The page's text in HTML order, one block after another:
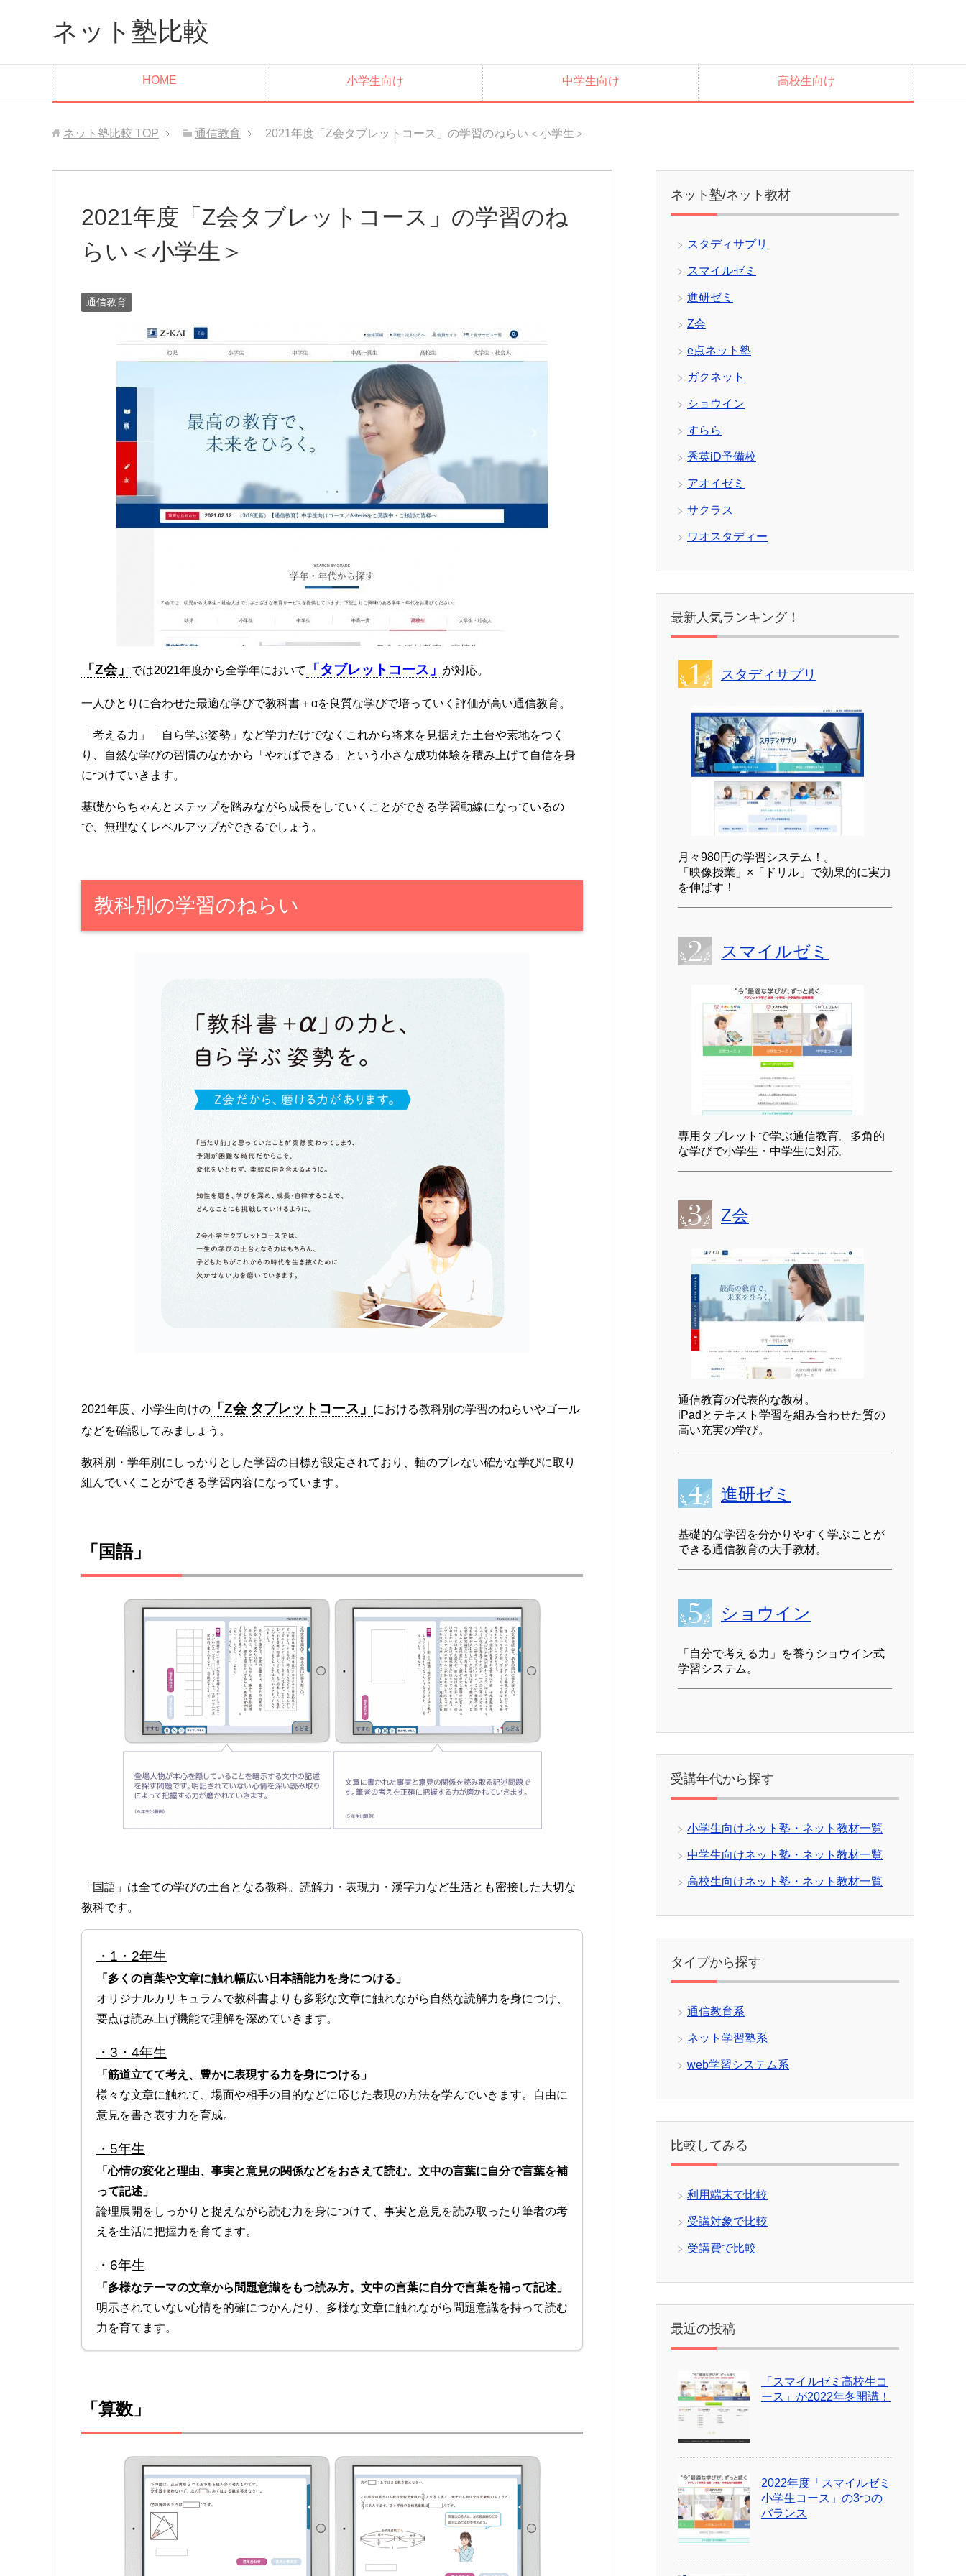
ネット塾比較
HOME 小学生向け 中学生向け 高校生向け
ネット塾比較 TOP 通信教育 2021年度「Z会タブレットコース」の学習のねらい＜小学生＞
2021年度「Z会タブレットコース」の学習のね
らい＜小学生＞
通信教育
「Z会」 では2021年度から全学年において 「タブレットコース」 が対応。
一人ひとりに合わせた最適な学びで教科書＋αを良質な学びで培っていく評価が高い通信教育。
「考える力」「自ら学ぶ姿勢」など学力だけでなくこれから将来を見据えた土台や素地をつく
り、自然な学びの習慣のなかから「やればできる」という小さな成功体験を積み上げて自信を身
につけていきます。
基礎からちゃんとステップを踏みながら成長をしていくことができる学習動線になっているの
で、無理なくレベルアップができるでしょう。
教科別の学習のねらい
2021年度、小学生向けの 「Z会 タブレットコース」
における教科別の学習のねらいやゴール
などを確認してみましょう。
教科別・学年別にしっかりとした学習の目標が設定されており、軸のブレない確かな学びに取り
組んでいくことができる学習内容になっています。
「国語」
「国語」は全ての学びの土台となる教科。読解力・表現力・漢字力など生活とも密接した大切な
教科です。
・1・2年生
「多くの言葉や文章に触れ幅広い日本語能力を身につける」
オリジナルカリキュラムで教科書よりも多彩な文章に触れながら自然な読解力を身につけ、
要点は読み上げ機能で理解を深めていきます。
・3・4年生
「筋道立てて考え、豊かに表現する力を身につける」
様々な文章に触れて、場面や相手の目的などに応じた表現の方法を学んでいきます。自由に
意見を書き表す力を育成。
・5年生
「心情の変化と理由、事実と意見の関係などをおさえて読む。文中の言葉に自分で言葉を補
って記述」
論理展開をしっかりと捉えながら読む力を身につけて、事実と意見を読み取ったり筆者の考
えを生活に把握力を育てます。
・6年生
「多様なテーマの文章から問題意識をもつ読み方。文中の言葉に自分で言葉を補って記述」
明示されていない心情を的確につかんだり、多様な文章に触れながら問題意識を持って読む
力を育てます。
「算数」
ネット塾/ネット教材
スタディサプリ
スマイルゼミ
進研ゼミ
Z会
e点ネット塾
ガクネット
ショウイン
すらら
秀英iD予備校
アオイゼミ
サクラス
ワオスタディー
最新人気ランキング！
スタディサプリ
月々980円の学習システム！。
「映像授業」×「ドリル」で効果的に実力
を伸ばす！
スマイルゼミ
専用タブレットで学ぶ通信教育。多角的
な学びで小学生・中学生に対応。
Z会
通信教育の代表的な教材。
iPadとテキスト学習を組み合わせた質の
高い充実の学び。
進研ゼミ
基礎的な学習を分かりやすく学ぶことが
できる通信教育の大手教材。
ショウイン
「自分で考える力」を養うショウイン式
学習システム。
受講年代から探す
小学生向けネット塾・ネット教材一覧
中学生向けネット塾・ネット教材一覧
高校生向けネット塾・ネット教材一覧
タイプから探す
通信教育系
ネット学習塾系
web学習システム系
比較してみる
利用端末で比較
受講対象で比較
受講費で比較
最近の投稿
「スマイルゼミ高校生コ
ース」が2022年冬開講！
2022年度「スマイルゼミ
小学生コース」の3つの
バランス